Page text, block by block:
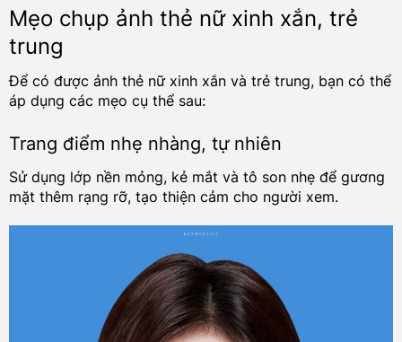
Mẹo chụp ảnh thẻ nữ xinh xắn, trẻ
trung
Để có được ảnh thẻ nữ xinh xắn và trẻ trung, bạn có thể
áp dụng các mẹo cụ thể sau:
Trang điểm nhẹ nhàng, tự nhiên
Sử dụng lớp nền mỏng, kẻ mắt và tô son nhẹ để gương
mặt thêm rạng rỡ, tạo thiện cảm cho người xem.